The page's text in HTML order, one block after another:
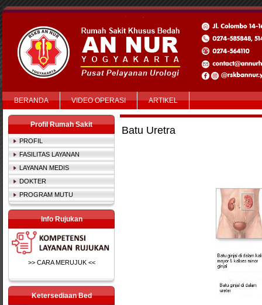
BERANDA VIDEO OPERASI ARTIKEL
Profil Rumah Sakit
PROFIL
FASILITAS LAYANAN
LAYANAN MEDIS
DOKTER
PROGRAM MUTU
Info Rujukan
>> CARA MERUJUK <<
Ketersediaan Bed
Batu Uretra